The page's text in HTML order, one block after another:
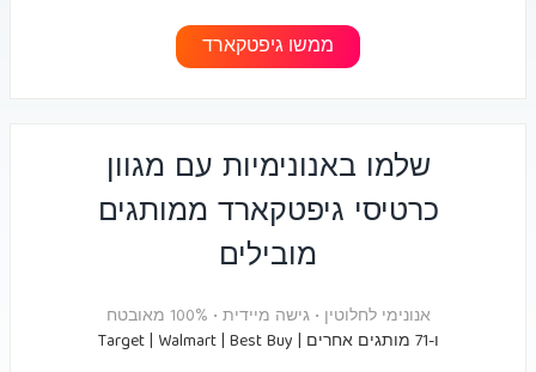
ממשו גיפטקארד
שלמו באנונימיות עם מגוון
כרטיסי גיפטקארד ממותגים
מובילים
אנונימי לחלוטין • גישה מיידית • 100% מאובטח
Target | Walmart | Best Buy | ו-71 מותגים אחרים